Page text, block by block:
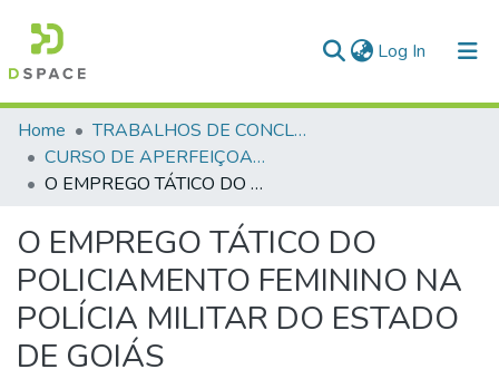
Log In (current)
Communities & Collections
All of DSpace
Home
TRABALHOS DE CONCLUSÃO DE CURSO - CAO (CURSO DE APERFEIÇOAMENTO DE OFICIAIS)
CURSO DE APERFEIÇOAMENTO DE OFICIAIS - CAO - 1992
O EMPREGO TÁTICO DO POLICIAMENTO FEMININO NA POLÍCIA MILITAR DO ESTADO DE GOIÁS
O EMPREGO TÁTICO DO
POLICIAMENTO FEMININO NA
POLÍCIA MILITAR DO ESTADO
DE GOIÁS